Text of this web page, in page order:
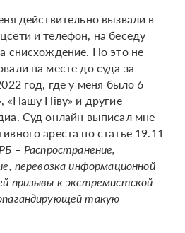
действительно вызвали в
и телефон, на беседу
снисхождение. Но это не
на месте до суда за
год, где у меня было 6
«Нашу Ніву» и другие
Суд онлайн выписал мне
ареста по статье 19.11
– Распространение,
перевозка информационной
призывы к экстремистской
такую